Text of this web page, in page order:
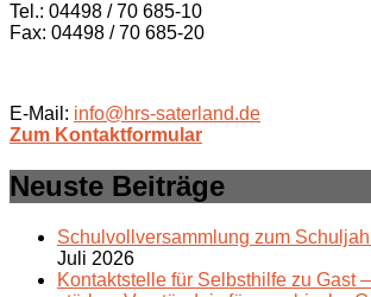
Tel.: 04498 / 70 685-10
Fax: 04498 / 70 685-20
E-Mail: info@hrs-saterland.de
Zum Kontaktformular
Neuste Beiträge
Schulvollversammlung zum
Juli 2026
Kontaktstelle für Selbsthilfe zu Gast